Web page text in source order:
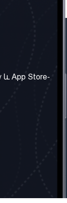
և դրույթներ
հարցեր
App Store-